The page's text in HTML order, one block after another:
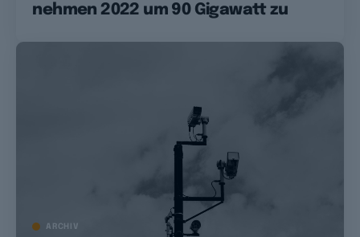
nehmen 2022 um 90 Gigawatt zu
ARCHIV